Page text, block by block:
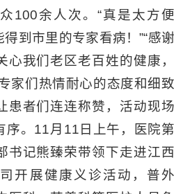
100余人次。“真是太方便
到市里的专家看病！”“感谢
心我们老区老百姓的健康，
家们热情耐心的态度和细致
患者们连连称赞，活动现场
序。11月11日上午，医院第
书记熊臻荣带领下走进江西
开展健康义诊活动，普外